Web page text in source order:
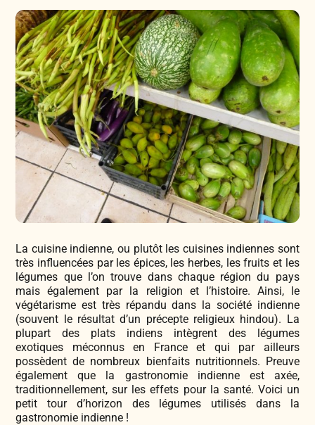
Aromatiques & Comestibles
Fleurs, Prairies, Engrais verts
Accesoires de Jardinage
Coffrets & Idées Cadeaux
Tisanes & Infusions BIO
Faire-part à semer
Découvertes végétales
Plantes & Gastronomie
Bricolage & Inspirations
Ateliers & Evènements
Visitez notre magasin
Maraichers & Revendeurs
Contactez-nous !
La cuisine indienne, ou plutôt les cuisines indiennes sont
très influencées par les épices, les herbes, les fruits et les
légumes que l’on trouve dans chaque région du pays
mais également par la religion et l’histoire. Ainsi, le
végétarisme est très répandu dans la société indienne
(souvent le résultat d’un précepte religieux hindou). La
plupart des plats indiens intègrent des légumes
exotiques méconnus en France et qui par ailleurs
possèdent de nombreux bienfaits nutritionnels. Preuve
également que la gastronomie indienne est axée,
traditionnellement, sur les effets pour la santé. Voici un
petit tour d’horizon des légumes utilisés dans la
gastronomie indienne !